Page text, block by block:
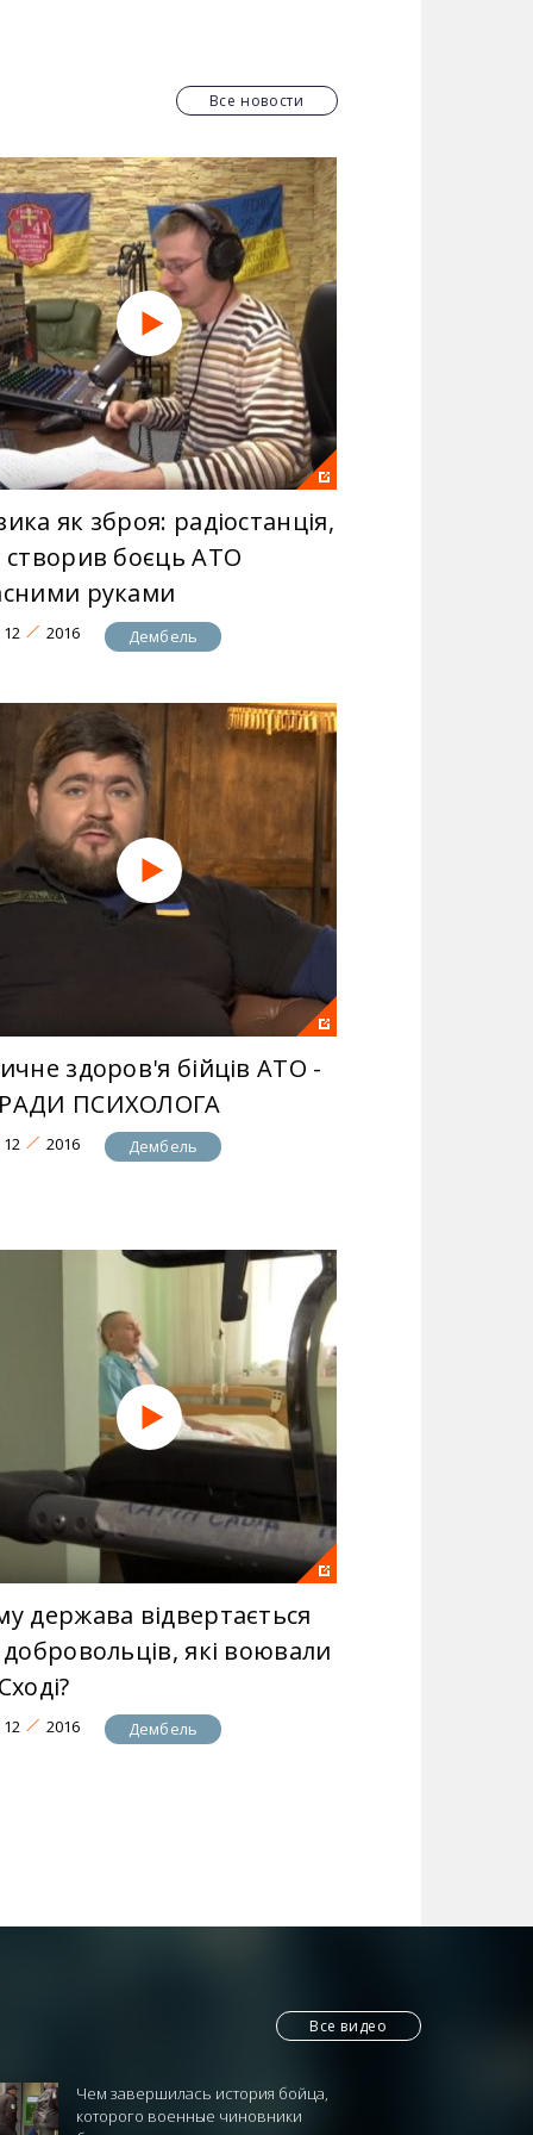
за мирное обитание.
демобилизированным участникам
Все новости
як зброя: радіостанція,
створив боєць АТО
руками
12 2016 Дембель
здоров'я бійців АТО -
ПСИХОЛОГА
12 2016 Дембель
держава відвертається
добровольців, які воювали
12 2016 Дембель
Все видео
Чем завершилась история бойца,
которого военные чиновники